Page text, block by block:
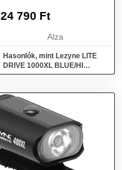
24 790 Ft
Alza
Hasonlók, mint Lezyne LITE
DRIVE 1000XL BLUE/HI
GLOSS